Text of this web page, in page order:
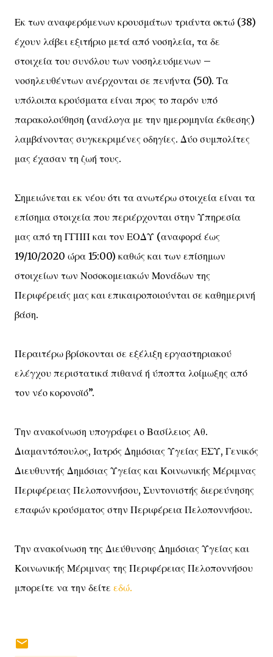
Εκ των αναφερόμενων κρουσμάτων τριάντα οκτώ (38)
έχουν λάβει εξιτήριο μετά από νοσηλεία, τα δε
στοιχεία του συνόλου των νοσηλευόμενων –
νοσηλευθέντων ανέρχονται σε πενήντα (50). Τα
υπόλοιπα κρούσματα είναι προς το παρόν υπό
παρακολούθηση (ανάλογα με την ημερομηνία έκθεσης)
λαμβάνοντας συγκεκριμένες οδηγίες. Δύο συμπολίτες
μας έχασαν τη ζωή τους.
Σημειώνεται εκ νέου ότι τα ανωτέρω στοιχεία είναι τα
επίσημα στοιχεία που περιέρχονται στην Υπηρεσία
μας από τη ΓΓΠΠ και τον ΕΟΔΥ (αναφορά έως
19/10/2020 ώρα 15:00) καθώς και των επίσημων
στοιχείων των Νοσοκομειακών Μονάδων της
Περιφέρειάς μας και επικαιροποιούνται σε καθημερινή
βάση.
Περαιτέρω βρίσκονται σε εξέλιξη εργαστηριακού
ελέγχου περιστατικά πιθανά ή ύποπτα λοίμωξης από
τον νέο κορονοϊό”.
Την ανακοίνωση υπογράφει ο Βασίλειος Αθ.
Διαμαντόπουλος, Ιατρός Δημόσιας Υγείας ΕΣΥ, Γενικός
Διευθυντής Δημόσιας Υγείας και Κοινωνικής Μέριμνας
Περιφέρειας Πελοποννήσου, Συντονιστής διερεύνησης
επαφών κρούσματος στην Περιφέρεια Πελοποννήσου.
Την ανακοίνωση της Διεύθυνσης Δημόσιας Υγείας και
Κοινωνικής Μέριμνας της Περιφέρειας Πελοποννήσου
μπορείτε να την δείτε εδώ.